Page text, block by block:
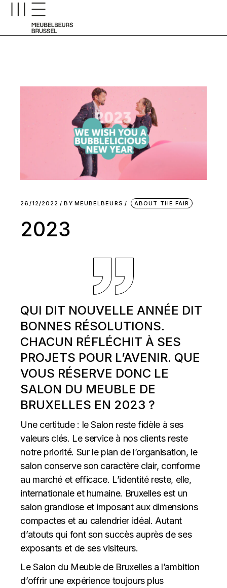
26/12/2022 BY MEUBELBEURS ABOUT THE FAIR
2023
QUI DIT NOUVELLE ANNÉE DIT
BONNES RÉSOLUTIONS.
CHACUN RÉFLÉCHIT À SES
PROJETS POUR L’AVENIR. QUE
VOUS RÉSERVE DONC LE
SALON DU MEUBLE DE
BRUXELLES EN 2023 ?
Une certitude : le Salon reste fidèle à ses
valeurs clés. Le service à nos clients reste
notre priorité. Sur le plan de l’organisation, le
salon conserve son caractère clair, conforme
au marché et efficace. L’identité reste, elle,
internationale et humaine. Bruxelles est un
salon grandiose et imposant aux dimensions
compactes et au calendrier idéal. Autant
d’atouts qui font son succès auprès de ses
exposants et de ses visiteurs.
Le Salon du Meuble de Bruxelles a l’ambition
d’offrir une expérience toujours plus